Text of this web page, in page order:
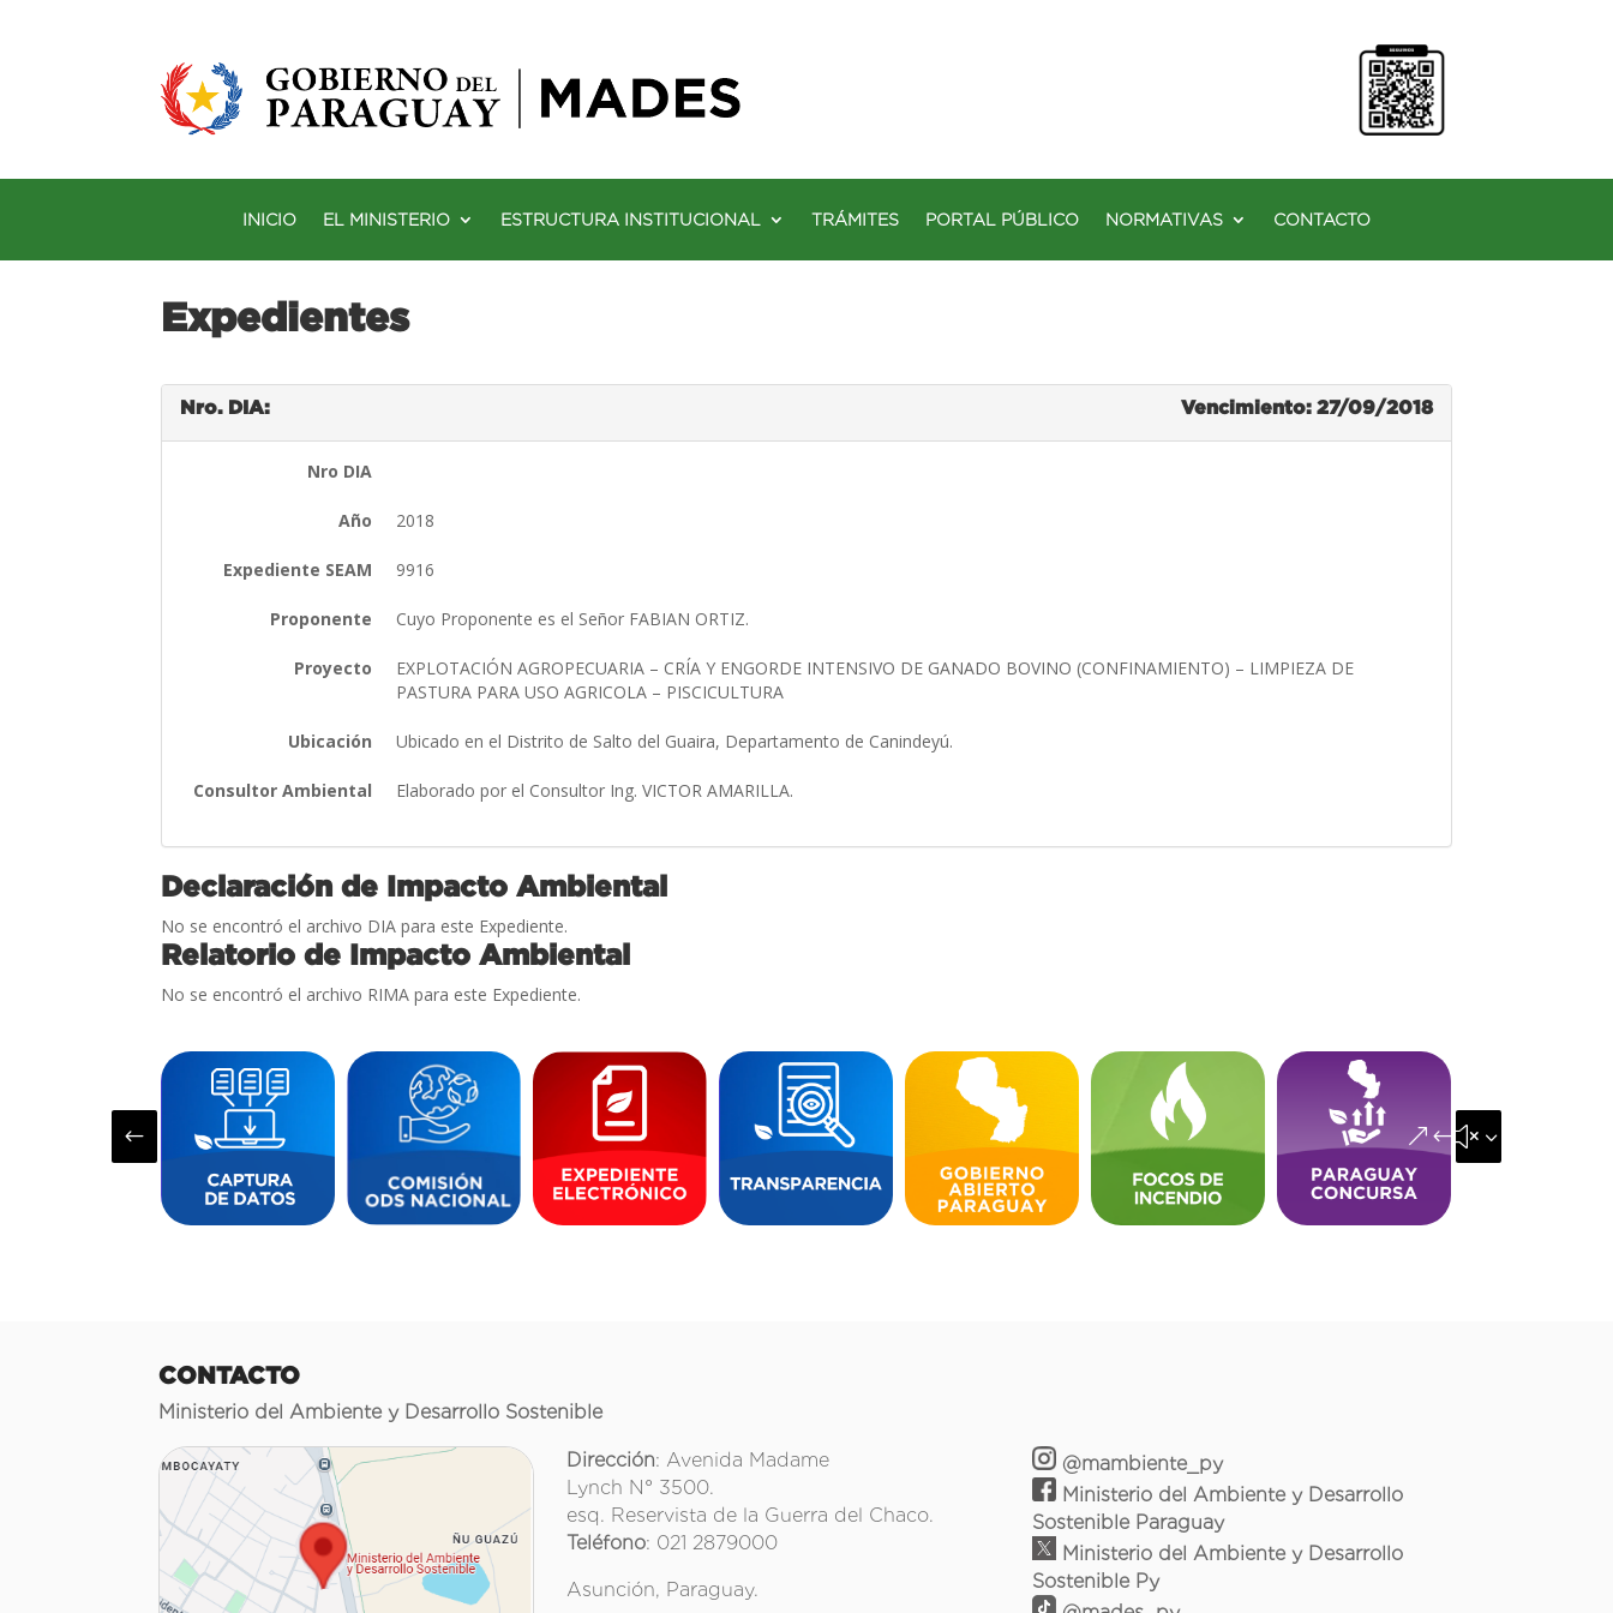
INICIO EL MINISTERIO ESTRUCTURA INSTITUCIONAL TRÁMITES PORTAL PÚBLICO NORMATIVAS CONTACTO
Expedientes
Nro. DIA: Vencimiento: 27/09/2018
Nro DIA
Año 2018
Expediente SEAM 9916
Proponente Cuyo Proponente es el Señor FABIAN ORTIZ.
Proyecto
EXPLOTACIÓN AGROPECUARIA – CRÍA Y ENGORDE INTENSIVO DE GANADO BOVINO (CONFINAMIENTO) – LIMPIEZA DE
PASTURA PARA USO AGRICOLA – PISCICULTURA
Ubicación Ubicado en el Distrito de Salto del Guaira, Departamento de Canindeyú.
Consultor Ambiental Elaborado por el Consultor Ing. VICTOR AMARILLA.
Declaración de Impacto Ambiental
No se encontró el archivo DIA para este Expediente.
Relatorio de Impacto Ambiental
No se encontró el archivo RIMA para este Expediente.
# &#x35;
CONTACTO
Ministerio del Ambiente y Desarrollo Sostenible
Dirección: Avenida Madame
Lynch N° 3500.
esq. Reservista de la Guerra del Chaco.
Teléfono: 021 2879000
Asunción, Paraguay.
@mambiente_py
Ministerio del Ambiente y Desarrollo
Sostenible Paraguay
Ministerio del Ambiente y Desarrollo
Sostenible Py